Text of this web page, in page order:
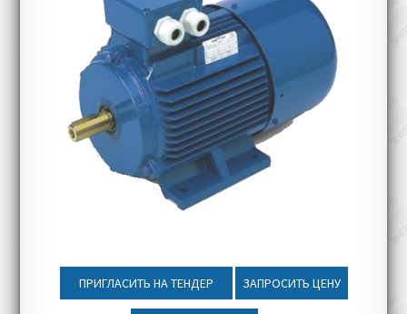
ПРИГЛАСИТЬ НА ТЕНДЕР ЗАПРОСИТЬ ЦЕНУ